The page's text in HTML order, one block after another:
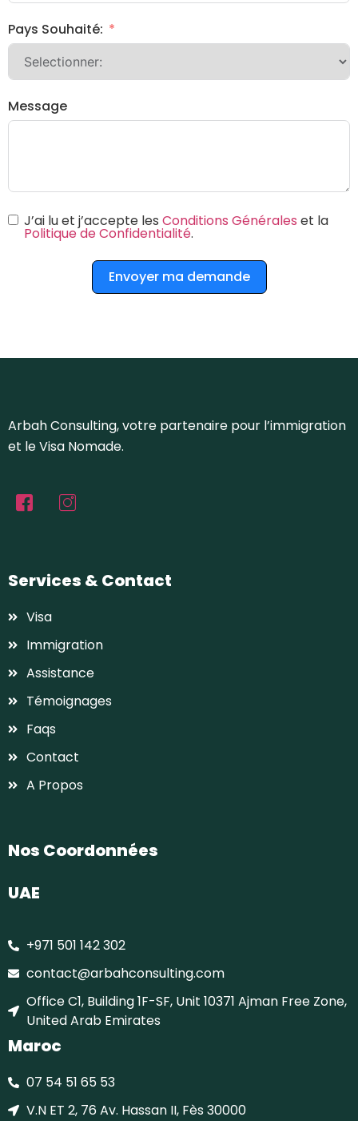
Pays Souhaité:
Message
J’ai lu et j’accepte les Conditions Générales et la
Politique de Confidentialité.
Envoyer ma demande
Arbah Consulting, votre partenaire pour l’immigration
et le Visa Nomade.
Services & Contact
Visa
Immigration
Assistance
Témoignages
Faqs
Contact
A Propos
Nos Coordonnées
UAE
+971 501 142 302
contact@arbahconsulting.com
Office C1, Building 1F-SF, Unit 10371 Ajman Free Zone,
United Arab Emirates
Maroc
07 54 51 65 53
V.N ET 2, 76 Av. Hassan II, Fès 30000